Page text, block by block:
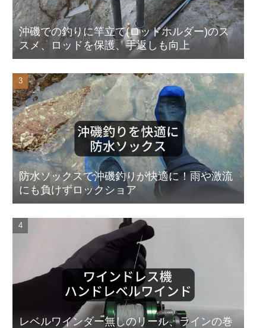
沖磯での釣りに竿立て(ロッドホルダー)のス
スメ、ロッドを保護、手返しも向上
防水ソックスで沖磯釣りが快適に！雨や激流
にも負けずロックショア
レベルワインダー無しのリール、ラインの巻